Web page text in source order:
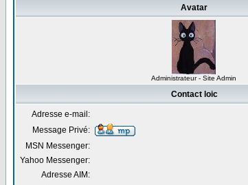
Avatar
Administrateur - Site Admin
Contact loic
Adresse e-mail:
Message Privé:
MSN Messenger:
Yahoo Messenger:
Adresse AIM: